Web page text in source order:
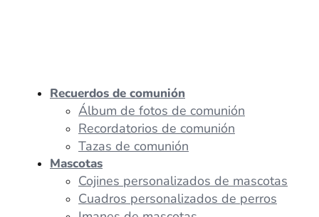
Recuerdos de comunión
Álbum de fotos de comunión
Recordatorios de comunión
Tazas de comunión
Mascotas
Cojines personalizados de mascotas
Cuadros personalizados de perros